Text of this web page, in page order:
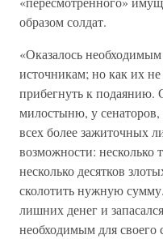
образом солдат.
«Оказалось
источникам; но как их
прибегнуть к подаянию.
милостыню, у
всех более зажиточных
возможности: несколько
несколько десятков
сколотить нужную
лишних денег и
необходимым для своего